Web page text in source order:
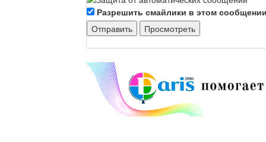
Разрешить смайлики в этом